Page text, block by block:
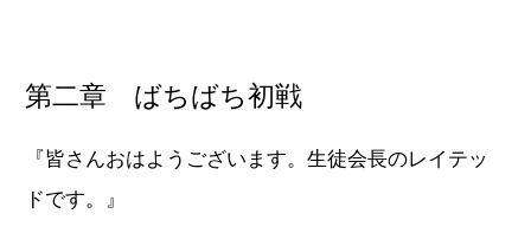
第二章 ばちばち初戦
『皆さんおはようございます。生徒会長のレイテッ
ドです。』